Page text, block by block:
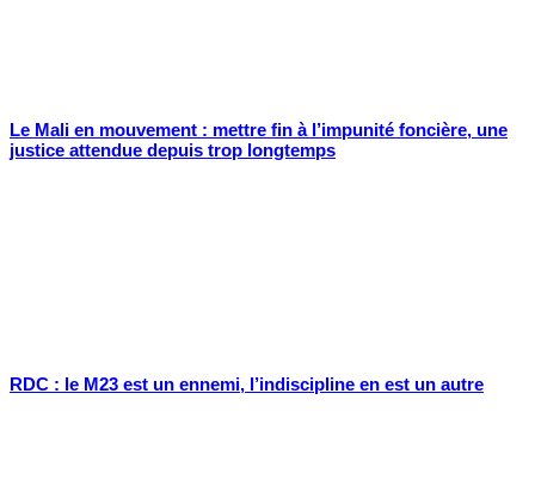
Le Mali en mouvement : mettre fin à l’impunité foncière, une
justice attendue depuis trop longtemps
RDC : le M23 est un ennemi, l’indiscipline en est un autre